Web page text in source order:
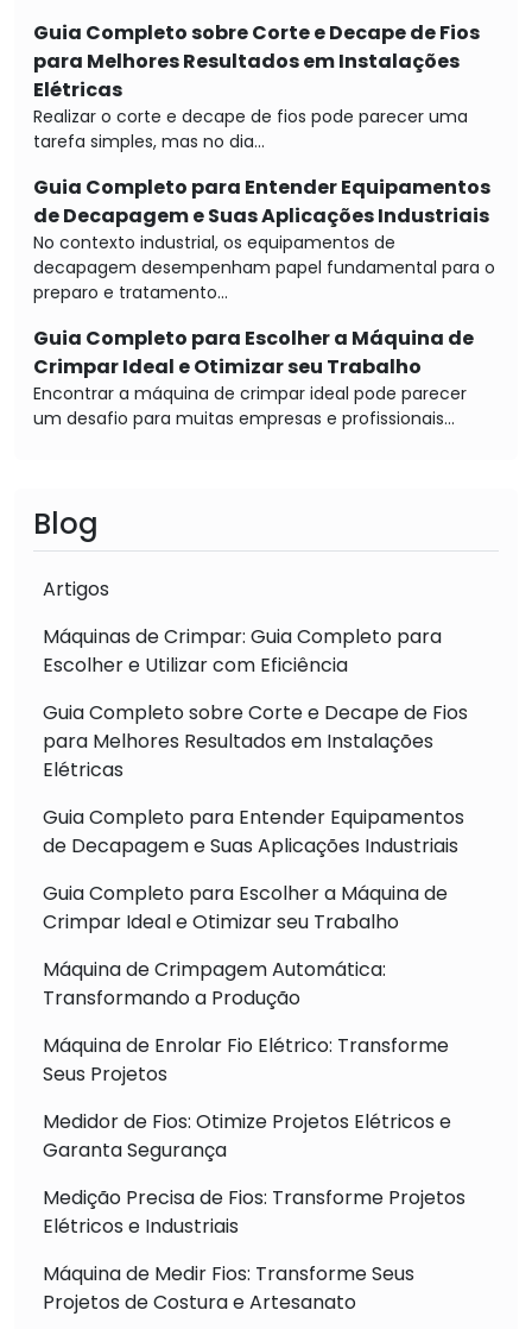
Guia Completo sobre Corte e Decape de Fios
para Melhores Resultados em Instalações
Elétricas
Realizar o corte e decape de fios pode parecer uma
tarefa simples, mas no dia...
Guia Completo para Entender Equipamentos
de Decapagem e Suas Aplicações Industriais
No contexto industrial, os equipamentos de
decapagem desempenham papel fundamental para o
preparo e tratamento...
Guia Completo para Escolher a Máquina de
Crimpar Ideal e Otimizar seu Trabalho
Encontrar a máquina de crimpar ideal pode parecer
um desafio para muitas empresas e profissionais...
Blog
Artigos
Máquinas de Crimpar: Guia Completo para
Escolher e Utilizar com Eficiência
Guia Completo sobre Corte e Decape de Fios
para Melhores Resultados em Instalações
Elétricas
Guia Completo para Entender Equipamentos
de Decapagem e Suas Aplicações Industriais
Guia Completo para Escolher a Máquina de
Crimpar Ideal e Otimizar seu Trabalho
Máquina de Crimpagem Automática:
Transformando a Produção
Máquina de Enrolar Fio Elétrico: Transforme
Seus Projetos
Medidor de Fios: Otimize Projetos Elétricos e
Garanta Segurança
Medição Precisa de Fios: Transforme Projetos
Elétricos e Industriais
Máquina de Medir Fios: Transforme Seus
Projetos de Costura e Artesanato